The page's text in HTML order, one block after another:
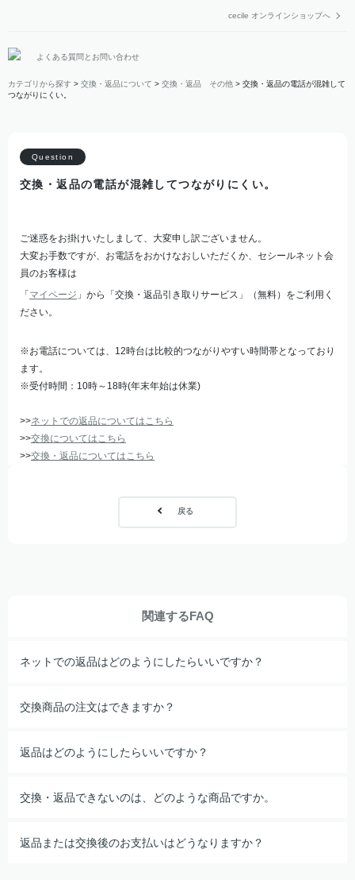
cecile オンラインショップへ
よくある質問とお問い合わせ
カテゴリから探す > 交換・返品について > 交換・返品 その他 > 交換・返品の電話が混雑して
つながりにくい。
交換・返品の電話が混雑してつながりにくい。
ご迷惑をお掛けいたしまして、大変申し訳ございません。
大変お手数ですが、お電話をおかけなおしいただくか、セシールネット会
員のお客様は
「 マイページ 」から「交換・返品引き取りサービス」（無料）をご利用く
ださい。
※お電話については、12時台は比較的つながりやすい時間帯となっており
ます。
※受付時間：10時～18時(年末年始は休業)
>>ネットでの返品についてはこちら
>>交換についてはこちら
>>交換・返品についてはこちら
戻る
関連するFAQ
ネットでの返品はどのようにしたらいいですか？
交換商品の注文はできますか？
返品はどのようにしたらいいですか？
交換・返品できないのは、どのような商品ですか。
返品または交換後のお支払いはどうなりますか？